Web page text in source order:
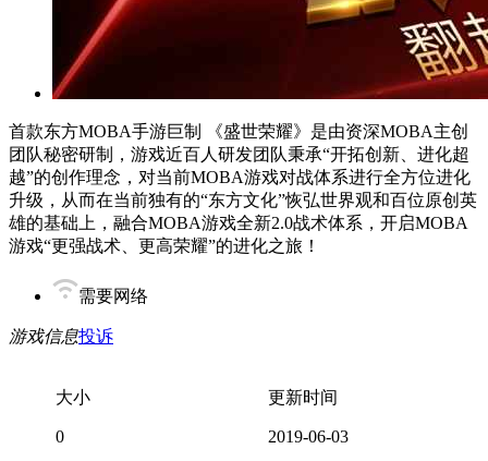
首款东方MOBA手游巨制 《盛世荣耀》是由资深MOBA主创
团队秘密研制，游戏近百人研发团队秉承“开拓创新、进化超
越”的创作理念，对当前MOBA游戏对战体系进行全方位进化
升级，从而在当前独有的“东方文化”恢弘世界观和百位原创英
雄的基础上，融合MOBA游戏全新2.0战术体系，开启MOBA
游戏“更强战术、更高荣耀”的进化之旅！
需要网络
游戏信息投诉
大小
0
更新时间
2019-06-03